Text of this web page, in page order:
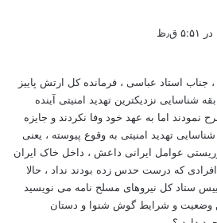
جناب استاد عباسی ، فرمانده کل ارتش پاییز
شناسایی نزدیکترین تهدید امنیتی آینده
نمودند اما به عهد خود وفا نکردند و جایزه
تهدید امنیتی به وقوع پیوسته ، یعنی
عوامل ایرانی داعش ، داخل خاک ایران
افرادی که درست حدس زده بودند نداد ، حالا
ستاد کل نیروهای مسلح نامه می نویسید
وضعیت و شرایط گوش شنوا و دستان